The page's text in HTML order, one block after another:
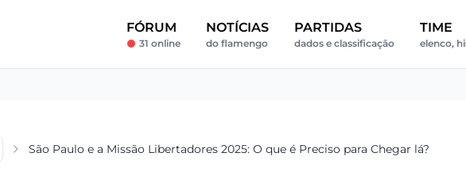
FÓRUM
31 online
NOTÍCIAS
do flamengo
PARTIDAS
dados e classificação
TIME
elenco,
São Paulo e a Missão Libertadores 2025: O que é Preciso para Chegar lá?